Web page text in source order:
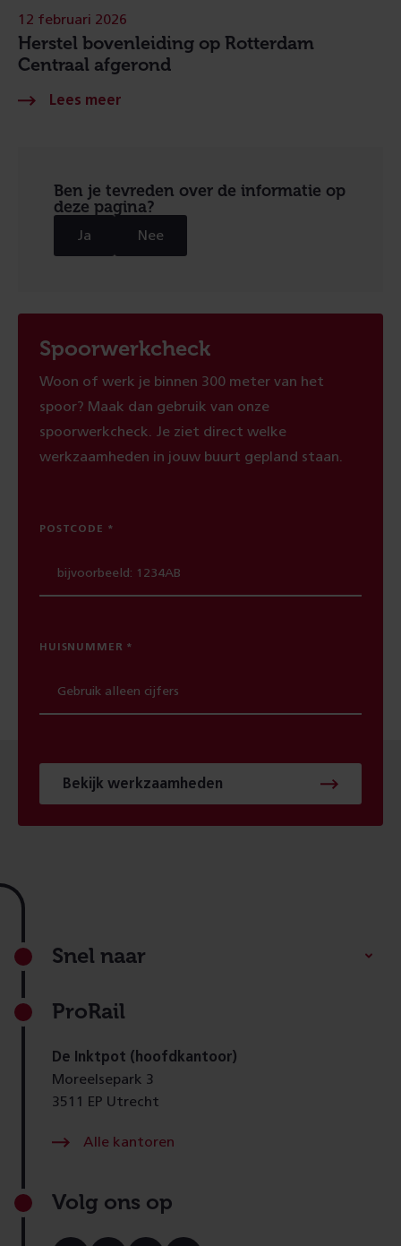
Herstel bovenleiding op Rotterdam
Centraal afgerond
12 februari 2026
Ben je tevreden over de informatie op
deze pagina?
Ja Nee
Spoorwerkcheck
Woon of werk je binnen 300 meter van het
spoor? Maak dan gebruik van onze
spoorwerkcheck. Je ziet direct welke
werkzaamheden in jouw buurt gepland staan.
POSTCODE
HUISNUMMER
Bekijk werkzaamheden
Footer
Snel naar
ProRail
De Inktpot (hoofdkantoor)
Moreelsepark 3
3511 EP Utrecht
Alle kantoren
Volg ons op